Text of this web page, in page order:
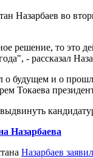
Назарбаев во
решение, то это
- рассказал
о будущем и о
Токаева
Назарбаева
Назарбаев